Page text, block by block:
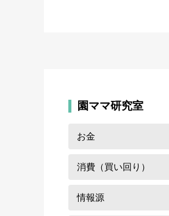
園ママ研究室
お金
消費（買い回り）
情報源